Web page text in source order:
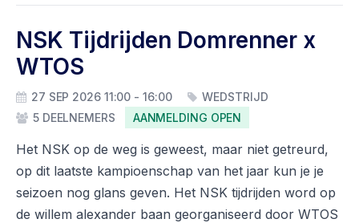
NSK Tijdrijden Domrenner x
WTOS
27 SEP 2026 11:00 - 16:00
WEDSTRIJD
5 DEELNEMERS
AANMELDING OPEN
Het NSK op de weg is geweest, maar niet getreurd,
op dit laatste kampioenschap van het jaar kun je je
seizoen nog glans geven. Het NSK tijdrijden word op
de willem alexander baan georganiseerd door WTOS